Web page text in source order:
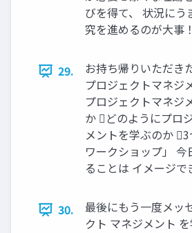
びを得て、 状況にう
究を進めるのが大事！
29.
お持ち帰りいただき
プロジェクトマネジ
プロジェクトマネジ
か どのようにプロ
メントを学ぶのか
ワークショップ」
ることは イメージで
30.
最後にもう一度メッ
クト マネジメント を